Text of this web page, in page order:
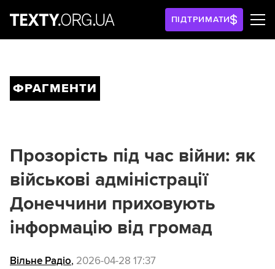
ПІДТРИМАТИ
ФРАГМЕНТИ
Прозорість під час війни: як
військові адміністрації
Донеччини приховують
інформацію від громад
Вільне Радіо, 2026-04-28 17:37